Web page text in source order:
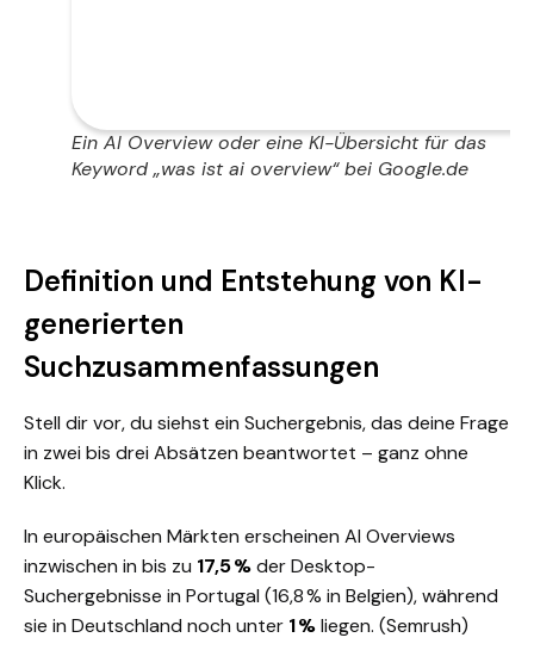
Ein AI Overview oder eine KI-Übersicht für das
Keyword „was ist ai overview“ bei Google.de
Definition und Entstehung von KI-
generierten
Suchzusammenfassungen
Stell dir vor, du siehst ein Suchergebnis, das deine Frage
in zwei bis drei Absätzen beantwortet – ganz ohne
Klick.
In europäischen Märkten erscheinen AI Overviews
inzwischen in bis zu 17,5 %der Desktop-
Suchergebnisse in Portugal (16,8 % in Belgien), während
sie in Deutschland noch unter 1 %liegen. (Semrush)